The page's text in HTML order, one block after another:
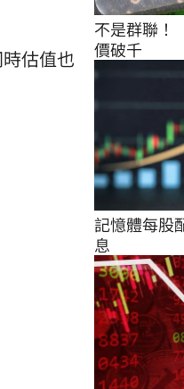
估值也
不是群聯！
價破千
記憶體每股
息